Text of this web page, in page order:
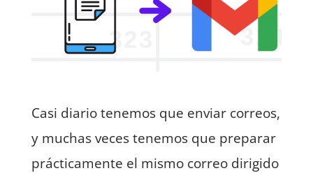
Casi diario tenemos que enviar correos,
y muchas veces tenemos que preparar
prácticamente el mismo correo dirigido